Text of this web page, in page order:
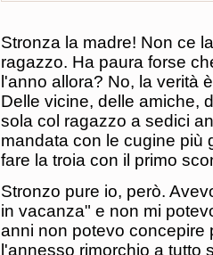
Stronza la madre! Non ce
ragazzo. Ha paura forse
l'anno allora? No, la verità
Delle vicine, delle amiche,
sola col ragazzo a sedici
mandata con le cugine più
fare la troia con il primo
Stronzo pure io, però.
in vacanza" e non mi
anni non potevo
l'annesso rimorchio a tutto